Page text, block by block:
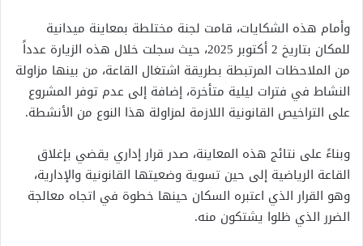
وأمام هذه الشكايات، قامت لجنة مختلطة بمعاينة ميدانية
للمكان بتاريخ 2 أكتوبر 2025، حيث سجلت خلال هذه الزيارة عدداً
من الملاحظات المرتبطة بطريقة اشتغال القاعة، من بينها مزاولة
النشاط في فترات ليلية متأخرة، إضافة إلى عدم توفر المشروع
على التراخيص القانونية اللازمة لمزاولة هذا النوع من الأنشطة.
وبناءً على نتائج هذه المعاينة، صدر قرار إداري يقضي بإغلاق
القاعة الرياضية إلى حين تسوية وضعيتها القانونية والإدارية،
وهو القرار الذي اعتبره السكان حينها خطوة في اتجاه معالجة
الضرر الذي ظلوا يشتكون منه.